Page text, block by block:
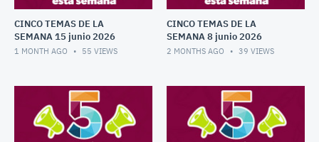
CINCO TEMAS DE LA
SEMANA 15 junio 2026
1 MONTH AGO 55 VIEWS
CINCO TEMAS DE LA
SEMANA 8 junio 2026
2 MONTHS AGO 39 VIEWS